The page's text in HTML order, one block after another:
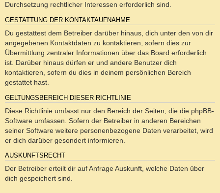
Durchsetzung rechtlicher Interessen erforderlich sind.
GESTATTUNG DER KONTAKTAUFNAHME
Du gestattest dem Betreiber darüber hinaus, dich unter den von dir
angegebenen Kontaktdaten zu kontaktieren, sofern dies zur
Übermittlung zentraler Informationen über das Board erforderlich
ist. Darüber hinaus dürfen er und andere Benutzer dich
kontaktieren, sofern du dies in deinem persönlichen Bereich
gestattet hast.
GELTUNGSBEREICH DIESER RICHTLINIE
Diese Richtlinie umfasst nur den Bereich der Seiten, die die phpBB-
Software umfassen. Sofern der Betreiber in anderen Bereichen
seiner Software weitere personenbezogene Daten verarbeitet, wird
er dich darüber gesondert informieren.
AUSKUNFTSRECHT
Der Betreiber erteilt dir auf Anfrage Auskunft, welche Daten über
dich gespeichert sind.